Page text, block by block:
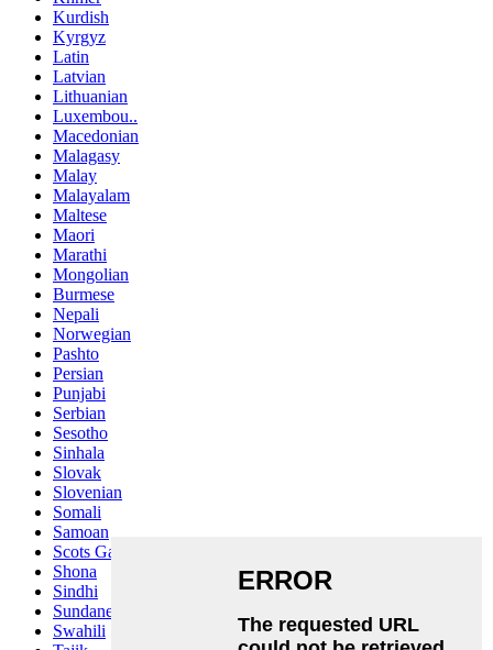
Kurdish
Kyrgyz
Latin
Latvian
Lithuanian
Luxembou..
Macedonian
Malagasy
Malay
Malayalam
Maltese
Maori
Marathi
Mongolian
Burmese
Nepali
Norwegian
Pashto
Persian
Punjabi
Serbian
Sesotho
Sinhala
Slovak
Slovenian
Somali
Samoan
Scots Gaelic
Shona
Sindhi
Sundanese
Swahili